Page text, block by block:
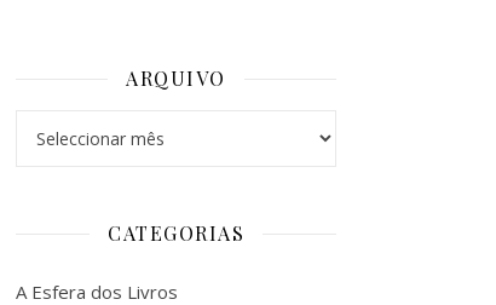
ARQUIVO
CATEGORIAS
A Esfera dos Livros